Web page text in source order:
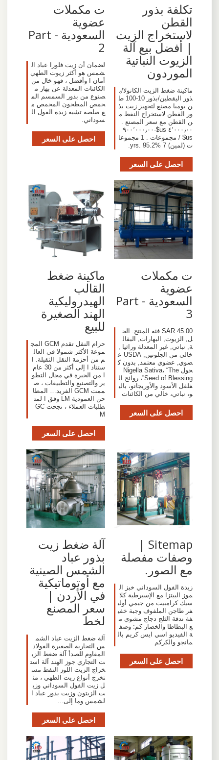
تكلفة بذور
القطن
لاستخراج الزيت
| أفضل بيع آلة
الزيوت النباتية
الموردون
ماكينة ضغط الزيت الكانولا/ب
ذور اليقطين/بذور 10-100 ط
ن يوميا مصنع لتجهيز زيت بذ
ور القطن لاستخراج النفط م
ن القطن مع سعر المصنع .
٤٬٠٠٠٫٠٠ us$-٩٠٠٬٠٠٠٫٠٠
us$ / مجموعات . 1 مجموعا
ت (لمين) 7 yrs. 95.2%.
احصل على السعر
ت مكملات
عضوية
السعودية - Part
2
لضمان أن زيت فلورا عباد ال
شمس هو أكثر زيوت الطهي
أمان ا وأفضل ، فهو خال من
الكائنات المعدلة عن بهار م
صنوع من بذور السمسم الم
حمص المطحون المحمص م
ع صلصة تشبه زبدة الفول ال
سوداني.
احصل على السعر
ت مكملات
عضوية
السعودية - Part
3
45.00 SAR فئة المنتج: الخ
ل, الزيوت, البهارات, البقال
ة, نباتي, غير المعدلة وراثيا ,
خالي من الجلوتين, USDA ع
ضوي, عضوي معتمد, بدون ك
حول Nigella Sativa، “The
Seed of Blessing”، روائح ال
فلفل الأسود والأوريجانو، بالي
و، نباتي، خالي من الكائنات
احصل على السعر
ماكينة ضغط
القالب
الهيدروليكية
الهند الصغيرة
للبيع
حزام النقل تقدم GCM المج
موعة الأكثر شمولا في العال
م من أحزمة النقل الثقيلة. ا
ستناد ا إلى أكثر من 30 عام
ا من الخبرة في مجال التطو
ير والتصنيع والتطبيقات ، ص
ممت GCM الفريد… المطا
حن العمودية LM وفق ا لمت
طلبات العملاء ، نجحت GC
M
احصل على السعر
Sitemap |
وصفات مفصلة
مع الصور.
زبدة الفول السوداني خبز ال
موز البيتزا مع الإسبرطية كلا
سيك كرامبيت من جيمي أولي
فر طاجن الملفوف وجبة خفي
فة ندفة الثلج دجاج مشوي م
ع البطاطا والخضار كم: وصف
ة الفيديو اسي ايس كريم بال
مانجو والكركم
احصل على السعر
آلة ضغط زيت
بذور عباد
الشمس الصينية
مع أوتوماتيكية
في الأردن |
سعر المصنع
لخط
آلة ضغط الزيت عباد الشم
س التجارية الصغيرة الفولاذ
المقاوم للصدأ آلة ضغط الزي
ت التجاري جوز الهند آلة است
خراج الزيت اللوز النفط مس
تخرج أنواع زيت الطهي ، مث
ل زيت الفول السوداني وزي
ت الزيتون وزيت بذور عباد ا
لشمس وما إلى...
احصل على السعر